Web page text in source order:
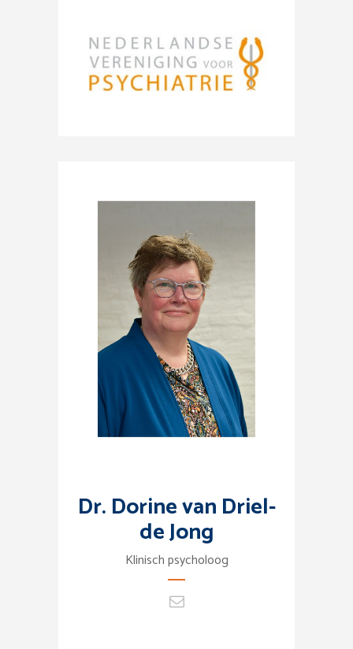
Dr. Dorine van Driel-
de Jong
Klinisch psycholoog